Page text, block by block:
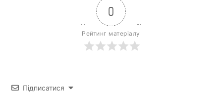
0
Рейтинг матеріалу
Підписатися